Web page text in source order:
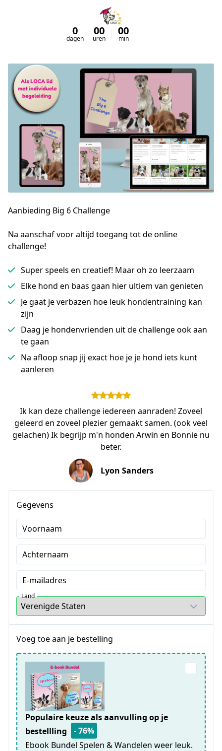
0
dagen
00
uren
00
min
Aanbieding Big 6 Challenge
Na aanschaf voor altijd toegang tot de online
challenge!
Super speels en creatief! Maar oh zo leerzaam
Elke hond en baas gaan hier ultiem van genieten
Je gaat je verbazen hoe leuk hondentraining kan
zijn
Daag je hondenvrienden uit de challenge ook aan
te gaan
Na afloop snap jij exact hoe je je hond iets kunt
aanleren
Ik kan deze challenge iedereen aanraden! Zoveel
geleerd en zoveel plezier gemaakt samen. (ook veel
gelachen) Ik begrijp m'n honden Arwin en Bonnie nu
beter.
Lyon Sanders
Gegevens
Voornaam
Achternaam
E-mailadres
Land
Voeg toe aan je bestelling
Populaire keuze als aanvulling op je
bestellling
- 76%
Ebook Bundel Spelen & Wandelen weer leuk.